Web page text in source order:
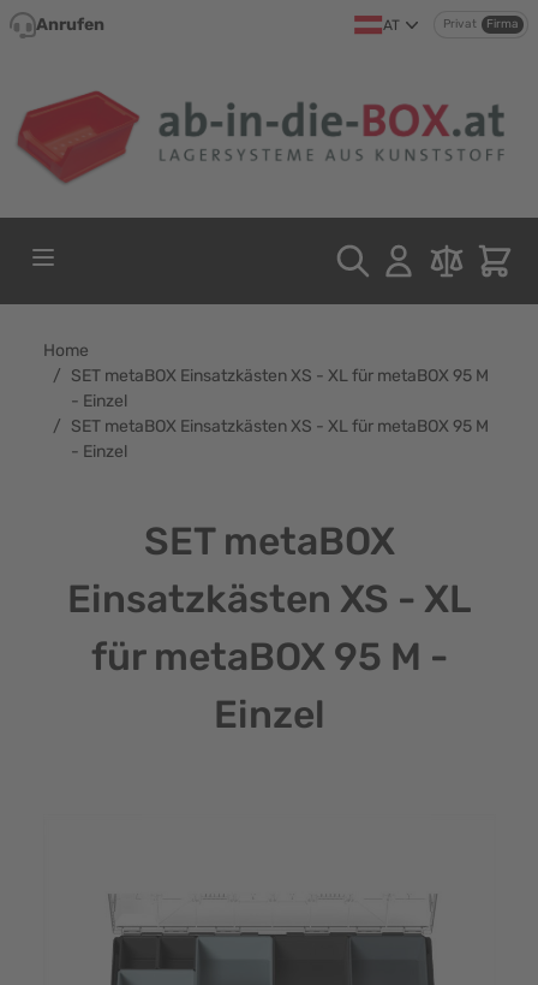
Direkt zum Inhalt
Anrufen AT Privat Firma
Home
/ SET metaBOX Einsatzkästen XS - XL für metaBOX 95 M
- Einzel
/ SET metaBOX Einsatzkästen XS - XL für metaBOX 95 M
- Einzel
SET metaBOX
Einsatzkästen XS - XL
für metaBOX 95 M -
Einzel